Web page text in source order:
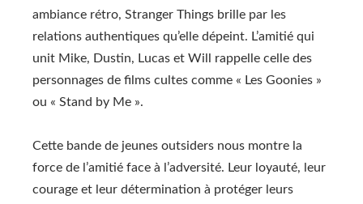
ambiance rétro, Stranger Things brille par les
relations authentiques qu’elle dépeint. L’amitié qui
unit Mike, Dustin, Lucas et Will rappelle celle des
personnages de films cultes comme « Les Goonies »
ou « Stand by Me ».
Cette bande de jeunes outsiders nous montre la
force de l’amitié face à l’adversité. Leur loyauté, leur
courage et leur détermination à protéger leurs